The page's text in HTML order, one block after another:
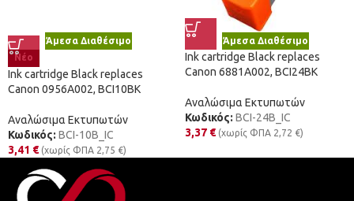
Άμεσα Διαθέσιμο
Νέο
Ink cartridge Black replaces
Canon 0956A002, BCI10BK
Αναλώσιμα Εκτυπωτών
Κωδικός: BCI-10B_IC
3,41 € (χωρίς ΦΠΑ 2,75 €)
Άμεσα Διαθέσιμο
Ink cartridge Black replaces
Canon 6881A002, BCI24BK
Αναλώσιμα Εκτυπωτών
Κωδικός: BCI-24B_IC
3,37 € (χωρίς ΦΠΑ 2,72 €)